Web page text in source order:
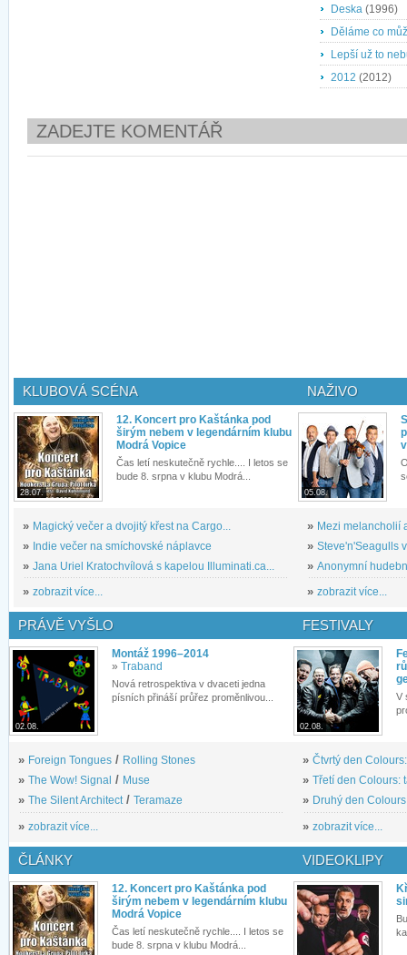
Deska (1996)
Děláme co
Lepší už to
2012 (2012)
ZADEJTE KOMENTÁŘ
KLUBOVÁ SCÉNA
28.07.
12. Koncert pro Kaštánka pod
širým nebem v legendárním klubu
Modrá Vopice
Čas letí neskutečně rychle.... I letos se
bude 8. srpna v klubu Modrá...
» Magický večer a dvojitý křest na Cargo...
» Indie večer na smíchovské náplavce
» Jana Uriel Kratochvílová s kapelou Illuminati.ca...
» zobrazit více...
NAŽIVO
05.08.
» Mezi melancholií
» Steve'n'Seagulls
» Anonymní
» zobrazit více...
PRÁVĚ VYŠLO
02.08.
Montáž 1996–2014
» Traband
Nová retrospektiva v dvaceti jedna
písních přináší průřez proměnlivou...
» Foreign Tongues / Rolling Stones
» The Wow! Signal / Muse
» The Silent Architect/ Teramaze
» zobrazit více...
FESTIVALY
02.08.
V
» Čtvrtý den
» Třetí den Colours:
» Druhý den
» zobrazit více...
ČLÁNKY
12. Koncert pro Kaštánka pod
širým nebem v legendárním klubu
Modrá Vopice
Čas letí neskutečně rychle.... I letos se
bude 8. srpna v klubu Modrá...
VIDEOKLIPY